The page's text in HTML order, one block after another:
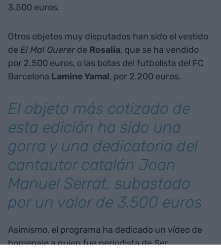
3.500 euros.
Otros objetos muy disputados han sido el vestido
de El Mal Querer de Rosalía, que se ha vendido
por 2.500 euros, o las botas del futbolista del FC
Barcelona Lamine Yamal, por 2.200 euros.
El objeto más cotizado de
esta edición ha sido una
gorra y una dedicatoria del
cantautor catalán Joan
Manuel Serrat, subastado
por un valor de 3.500 euros
Asimismo, el programa ha dedicado un vídeo de
homenaje a quien fue periodista deSer